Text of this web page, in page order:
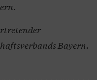
Bayern.